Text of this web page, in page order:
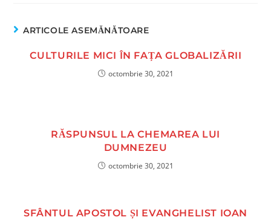
ARTICOLE ASEMĂNĂTOARE
CULTURILE MICI ÎN FAȚA GLOBALIZĂRII
octombrie 30, 2021
RĂSPUNSUL LA CHEMAREA LUI
DUMNEZEU
octombrie 30, 2021
SFÂNTUL APOSTOL ȘI EVANGHELIST IOAN